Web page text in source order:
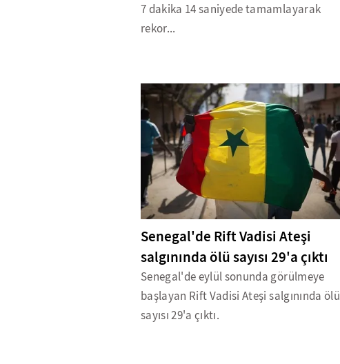
7 dakika 14 saniyede tamamlayarak
rekor...
Senegal'de Rift Vadisi Ateşi
salgınında ölü sayısı 29'a çıktı
Senegal'de eylül sonunda görülmeye
başlayan Rift Vadisi Ateşi salgınında ölü
sayısı 29'a çıktı.